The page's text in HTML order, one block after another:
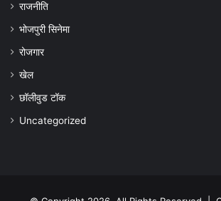
राजनीति
भोजपुरी सिनेमा
रोजगार
खेल
छॉलीवुड टॉक
Uncategorized